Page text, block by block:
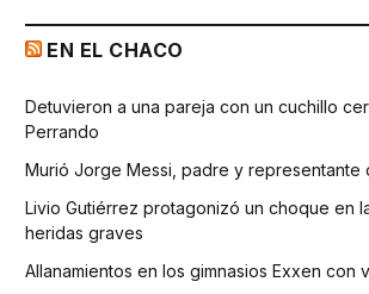
EN EL CHACO
Detuvieron a una pareja con un cuchillo
Perrando
Murió Jorge Messi, padre y representante
Livio Gutiérrez protagonizó un choque en
heridas graves
Allanamientos en los gimnasios Exxen con